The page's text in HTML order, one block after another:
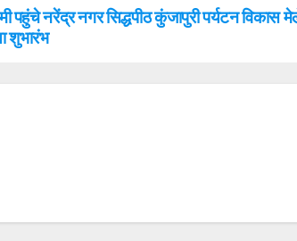
पहुंचे नरेंद्र नगर सिद्धपीठ कुंजापुरी पर्यटन विकास
शुभारंभ